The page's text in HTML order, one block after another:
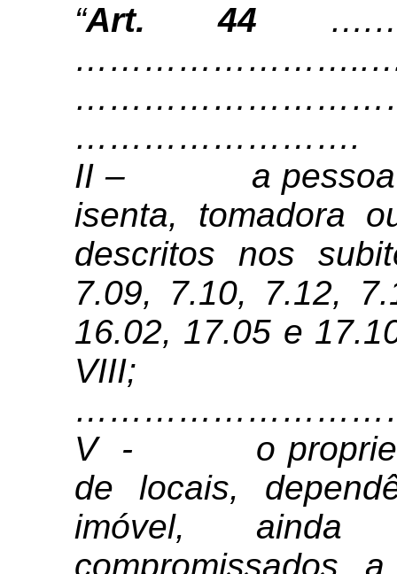
“Art. 44
…………………….
II – a pessoa
isenta, tomadora
descritos nos
7.09, 7.10, 7.12,
16.02, 17.05 e
VIII;
V - o
de locais,
imóvel, ainda
compromissados